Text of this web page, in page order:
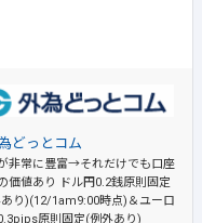
どっとコム
非常に豊富→それだけでも口座
価値あり
ドル円0.2銭原則固定
り)(12/1am9:00時点)＆ユーロ
原則固定(例外あり)